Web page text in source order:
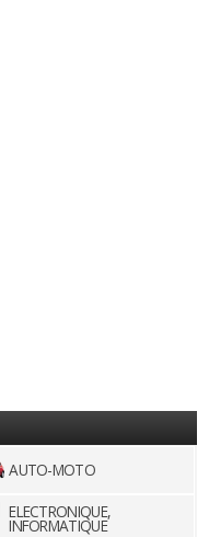
AUTO-MOTO
ELECTRONIQUE,
INFORMATIQUE